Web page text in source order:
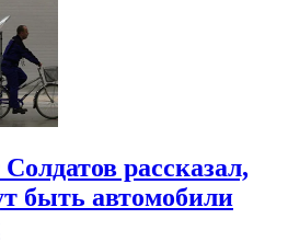
рассказал,
быть автомобили